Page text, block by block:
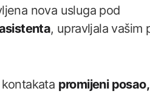
nova usluga pod
, upravljala vašim
promijeni